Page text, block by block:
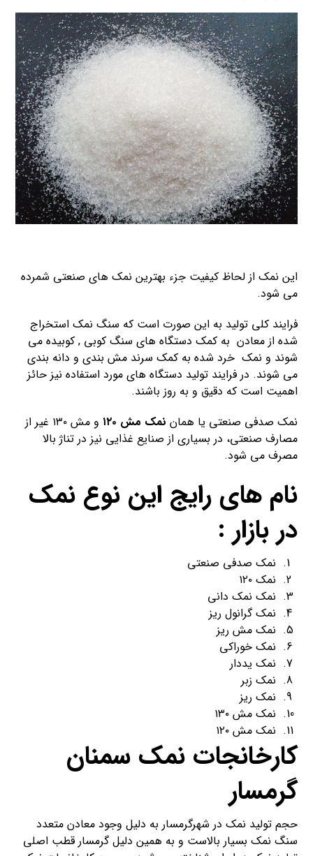
این نمک از لحاظ کیفیت جزء بهترین نمک های صنعتی شمرده
می شود.
فرایند کلی تولید به این صورت است که سنگ نمک استخراج
شده از معادن به کمک دستگاه های سنگ کوبی , کوبیده می
شوند و نمک خرد شده به کمک سرند مش بندی و دانه بندی
می شوند. در فرایند تولید دستگاه های مورد استفاده نیز حائز
اهمیت است که دقیق و به روز باشند.
نمک صدفی صنعتی یا همان نمک مش ۱۲۰
و مش ۱۳۰ غیر از
مصارف صنعتی، در بسیاری از صنایع غذایی نیز در تناژ بالا
مصرف می شود.
نام های رایج این نوع نمک
در بازار :
نمک صدفی صنعتی
نمک ۱۲۰
نمک نمک دانی
نمک گرانول ریز
نمک مش ریز
نمک خوراکی
نمک یددار
نمک زبر
نمک ریز
نمک مش ۱۳۰
نمک مش ۱۲۰
کارخانجات نمک سمنان
گرمسار
حجم تولید نمک در شهرگرمسار به دلیل وجود معادن متعدد
سنگ نمک بسیار بالاست و به همین دلیل گرمسار قطب اصلی